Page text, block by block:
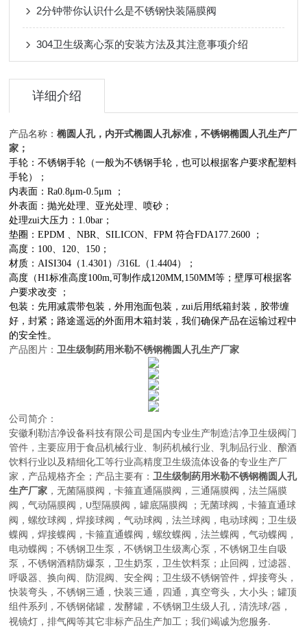
2分钟带你认识什么是不锈钢快装隔膜阀
304卫生级离心泵的安装方法及其注意事项介绍
详细介绍
产品名称：椭圆人孔，内开式椭圆人孔标准，不锈钢椭圆人孔生产厂
家；
手轮：不锈钢手轮（一般为不锈钢手轮，也可以根据客户要求配塑料
手轮）；
内表面：Ra0.8μm-0.5μm ；
外表面：抛光处理、亚光处理、喷砂；
处理zui大压力：1.0bar；
垫圈：EPDM 、NBR、SILICON、FPM 符合FDA177.2600 ；
高度：100、120、150；
材质：AISI304（1.4301）/316L（1.4404）；
高度（H1标准高度100m,可制作成120MM,150MM等；壁厚可根据客
户要求改变 ；
包装：先用减震带包装，外用泡面包装，zui后用纸箱封装，胶带缠
好，封紧；路途遥远的外面用木箱封装，我们确保产品在运输过程中
的安全性。
产品图片： 卫生级制药用米勒不锈钢椭圆人孔生产厂家
公司简介：
安徽利勒洁净设备科技有限公司是 国内专业生产制造洁净卫生级阀门
管件，主要应用于食品机械行业、制药机械行业、乳制品行业、酿酒
饮料行业以及精细化工等行业高精度卫生级流体设备的专业生产厂
家， 产品规格齐全；产品主要有：卫生级制药用米勒不锈钢椭圆人孔
生产厂家 ，无菌隔膜阀 ，卡箍直通隔膜阀，三通隔膜阀，法兰隔膜
阀，气动隔膜阀， U型隔膜阀，罐底隔膜阀 ；无菌球阀 ，卡箍直通球
阀，螺纹球阀，焊接球阀，气动球阀，法兰球阀，电动球阀 ；卫生级
蝶阀 ，焊接蝶阀，卡箍直通蝶阀，螺纹蝶阀，法兰蝶阀，气动蝶阀，
电动蝶阀 ；不锈钢卫生泵 ，不锈钢卫生级离心泵，不锈钢卫生自吸
泵，不锈钢酒精防爆泵，卫生奶泵，卫生饮料泵 ； 止回阀，过滤器、
呼吸器、换向阀、防混阀、安全阀 ；卫生级不锈钢管件 ，焊接弯头，
快装弯头，不锈钢三通，快装三通，四通，真空弯头，大小头 ；罐顶
组件系列 ，不锈钢储罐，发酵罐，不锈钢卫生级人孔，清洗球/器，
视镜灯，排气阀等其它非标产品生产加工 ；我们竭诚为您服务.